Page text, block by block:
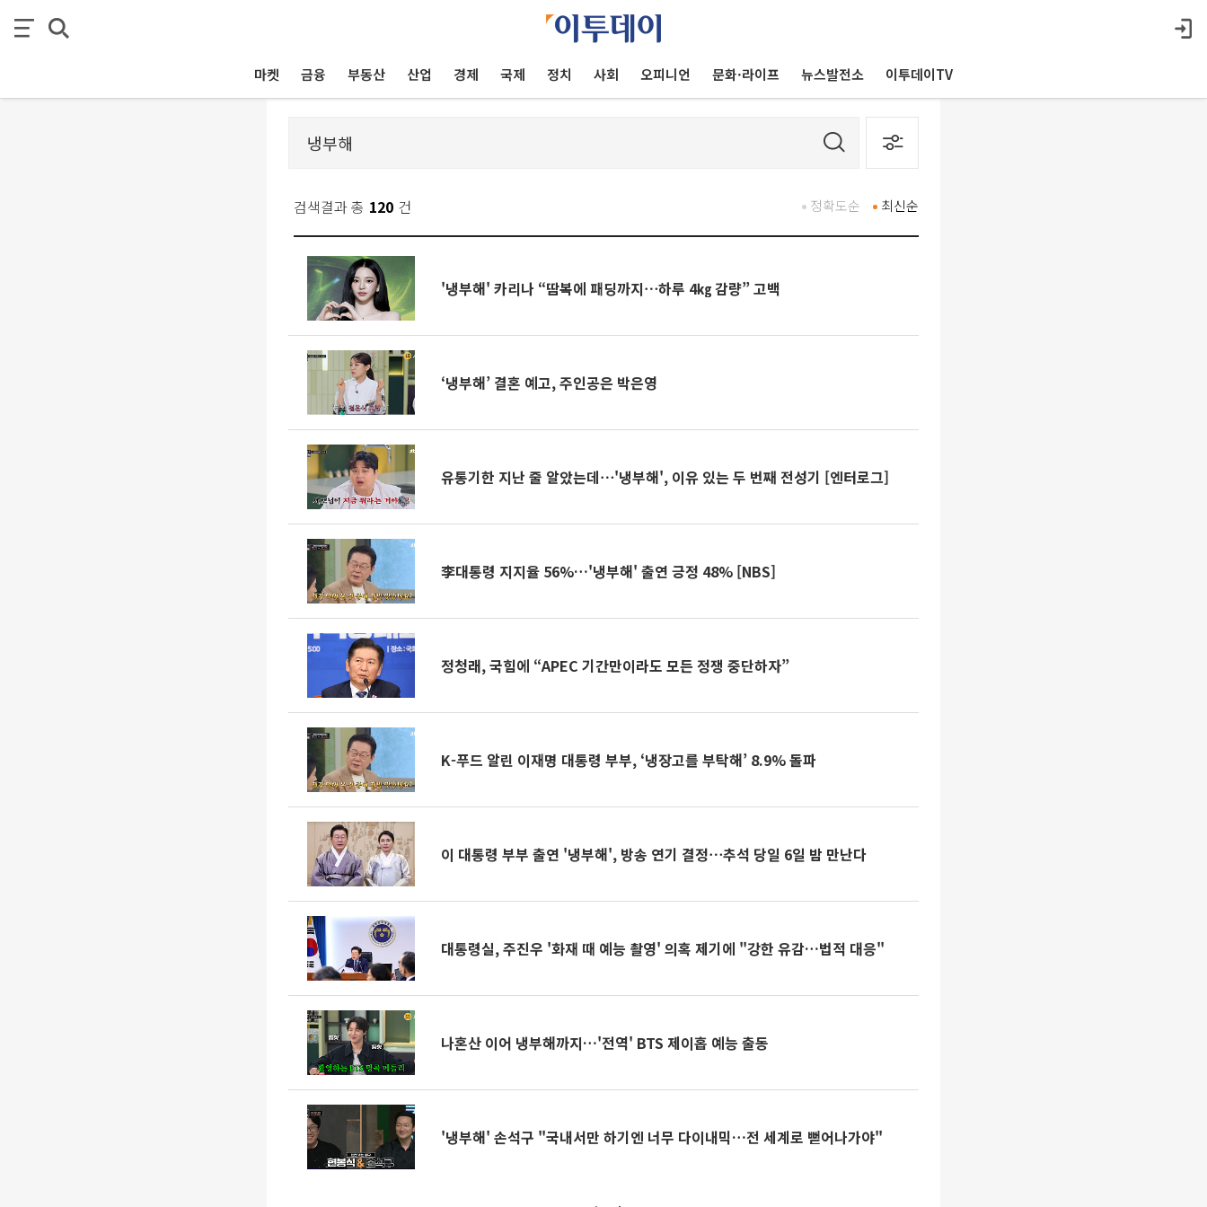
마켓 금융 부동산 산업 경제 국제 정치 사회 오피니언 문화·라이프 뉴스발전소 이투데이TV
검색결과 총 120 건 최신순
정확도순
'냉부해' 카리나 “땀복에 패딩까지⋯하루 4㎏ 감량” 고백
‘냉부해’ 결혼 예고, 주인공은 박은영
유통기한 지난 줄 알았는데⋯'냉부해', 이유 있는 두 번째 전성기 [엔터로그]
李대통령 지지율 56%…'냉부해' 출연 긍정 48% [NBS]
정청래, 국힘에 “APEC 기간만이라도 모든 정쟁 중단하자”
K-푸드 알린 이재명 대통령 부부, ‘냉장고를 부탁해’ 8.9% 돌파
이 대통령 부부 출연 '냉부해', 방송 연기 결정⋯추석 당일 6일 밤 만난다
대통령실, 주진우 '화재 때 예능 촬영' 의혹 제기에 "강한 유감…법적 대응"
나혼산 이어 냉부해까지…'전역' BTS 제이홉 예능 출동
'냉부해' 손석구 "국내서만 하기엔 너무 다이내믹…전 세계로 뻗어나가야"